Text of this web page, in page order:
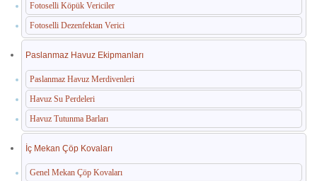
Fotoselli Köpük Vericiler
Fotoselli Dezenfektan Verici
Paslanmaz Havuz Ekipmanları
Paslanmaz Havuz Merdivenleri
Havuz Su Perdeleri
Havuz Tutunma Barları
İç Mekan Çöp Kovaları
Genel Mekan Çöp Kovaları